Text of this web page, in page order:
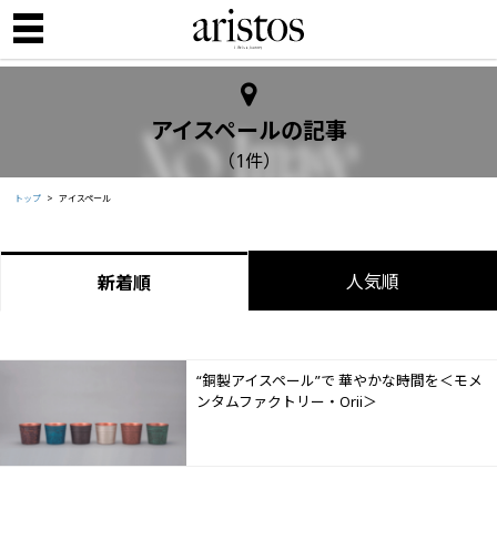
アイスペールの記事
（1件）
トップ アイスペール
新着順 人気順
“銅製アイスペール”で 華やかな時間を＜モメ
ンタムファクトリー・Orii＞